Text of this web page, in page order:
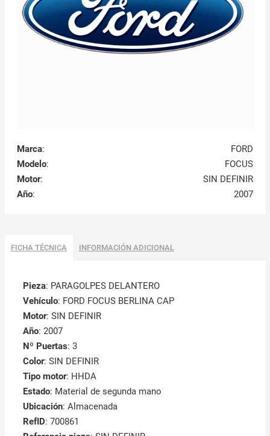
Marca:
FORD
Modelo:
FOCUS
Motor:
SIN DEFINIR
Año: 2007
FICHA TÉCNICA INFORMACIÓN ADICIONAL
Pieza: PARAGOLPES DELANTERO
Vehículo: FORD FOCUS BERLINA CAP
Motor: SIN DEFINIR
Año: 2007
Nº Puertas: 3
Color: SIN DEFINIR
Tipo motor: HHDA
Estado: Material de segunda mano
Ubicación: Almacenada
RefID: 700861